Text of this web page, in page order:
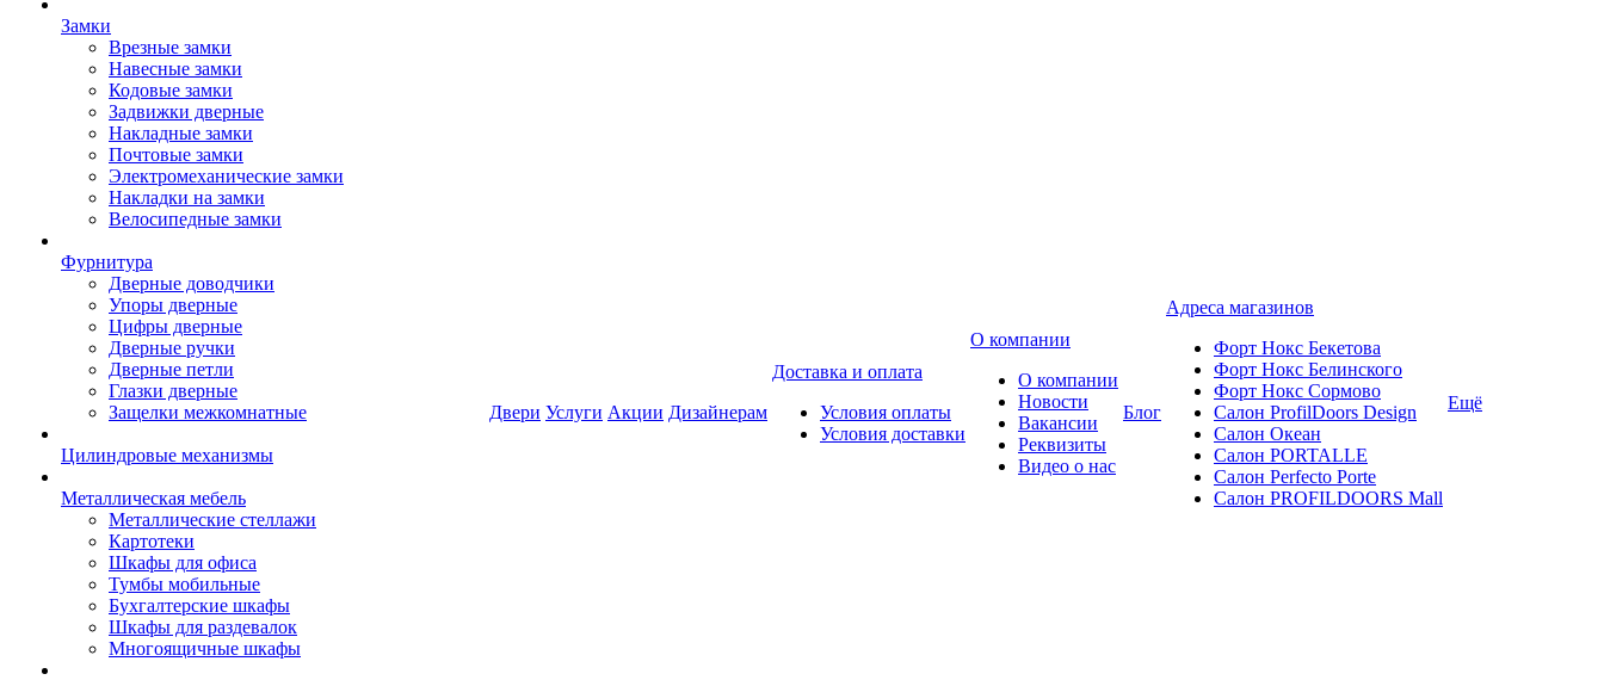
Замки
Врезные замки
Навесные замки
Кодовые замки
Задвижки дверные
Накладные замки
Почтовые замки
Электромеханические замки
Накладки на замки
Велосипедные замки
Фурнитура
Дверные доводчики
Упоры дверные
Цифры дверные
Дверные ручки
Дверные петли
Глазки дверные
Защелки межкомнатные
Цилиндровые механизмы
Металлическая мебель
Металлические стеллажи
Картотеки
Шкафы для офиса
Тумбы мобильные
Бухгалтерские шкафы
Шкафы для раздевалок
Многоящичные шкафы
Двери Услуги Акции Дизайнерам
Доставка и оплата
Условия оплаты
Условия доставки
О компании
О компании
Новости
Вакансии
Реквизиты
Видео о нас
Блог
Адреса магазинов
Форт Нокс Бекетова
Форт Нокс Белинского
Форт Нокс Сормово
Салон ProfilDoors Design
Салон Океан
Салон PORTALLE
Салон Perfecto Portе
Салон PROFILDOORS Mall
Ещё